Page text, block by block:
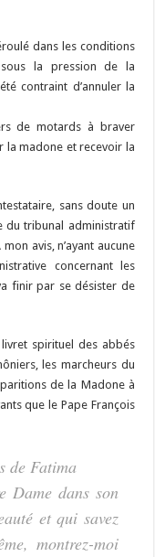
dans les conditions
la pression de la
contraint d’annuler la
de motards à braver
la madone et recevoir la
sans doute un
du tribunal administratif
avis, n’ayant aucune
concernant les
finir par se désister de
spirituel des abbés
les marcheurs du
de la Madone à
que le Pape François
de Fatima
Dame dans son
et qui savez
montrez-moi